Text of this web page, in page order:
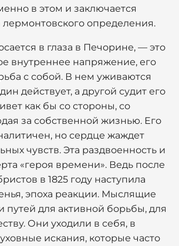
в этом и заключается
определения.
в глаза в Печорине, — это
внутреннее напряжение, его
с собой. В нем уживаются
действует, а другой судит его
как бы со стороны, со
за собственной жизнью. Его
но сердце жаждет
чувств. Эта раздвоенность и
«героя времени». Ведь после
в 1825 году наступила
эпоха реакции. Мыслящие
путей для активной борьбы, для
Они уходили в себя, в
искания, которые часто